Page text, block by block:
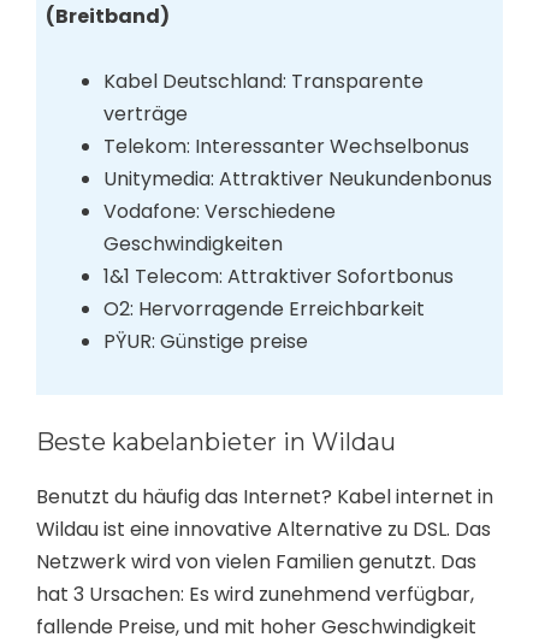
(Breitband)
Kabel Deutschland: Transparente
verträge
Telekom: Interessanter Wechselbonus
Unitymedia: Attraktiver Neukundenbonus
Vodafone: Verschiedene
Geschwindigkeiten
1&1 Telecom: Attraktiver Sofortbonus
O2: Hervorragende Erreichbarkeit
PŸUR: Günstige preise
Beste kabelanbieter in Wildau
Benutzt du häufig das Internet? Kabel internet in
Wildau ist eine innovative Alternative zu DSL. Das
Netzwerk wird von vielen Familien genutzt. Das
hat 3 Ursachen: Es wird zunehmend verfügbar,
fallende Preise, und mit hoher Geschwindigkeit